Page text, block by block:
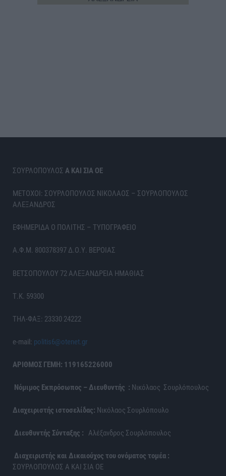
ΣΟΥΡΛΟΠΟΥΛΟΣ Α ΚΑΙ ΣΙΑ ΟΕ
ΜΕΤΟΧΟΙ: ΣΟΥΡΛΟΠΟΥΛΟΣ ΝΙΚΟΛΑΟΣ – ΣΟΥΡΛΟΠΟΥΛΟΣ
ΑΛΕΞΑΝΔΡΟΣ
ΕΦΗΜΕΡΙΔΑ Ο ΠΟΛΙΤΗΣ – ΤΥΠΟΓΡΑΦΕΙΟ
Α.Φ.Μ. 800378397 Δ.Ο.Υ. ΒΕΡΟΙΑΣ
ΒΕΤΣΟΠΟΥΛΟΥ 72 ΑΛΕΞΑΝΔΡΕΙΑ ΗΜΑΘΙΑΣ
Τ.Κ. 59300
ΤΗΛ-ΦΑΞ: 23330 24222
e-mail: politis6@otenet.gr
ΑΡΙΘΜΟΣ ΓΕΜΗ: 119165226000
Νόμιμος Εκπρόσωπος – Διευθυντής : Νικόλαος Σουρλόπουλος
Διαχειριστής ιστοσελίδας: Νικόλαος Σουρλόπουλο
Διευθυντής Σύνταξης : Αλέξανδρος Σουρλόπουλος
Διαχειριστής και Δικαιούχος του ονόματος τομέα :
ΣΟΥΡΛΟΠΟΥΛΟΣ Α ΚΑΙ ΣΙΑ ΟΕ